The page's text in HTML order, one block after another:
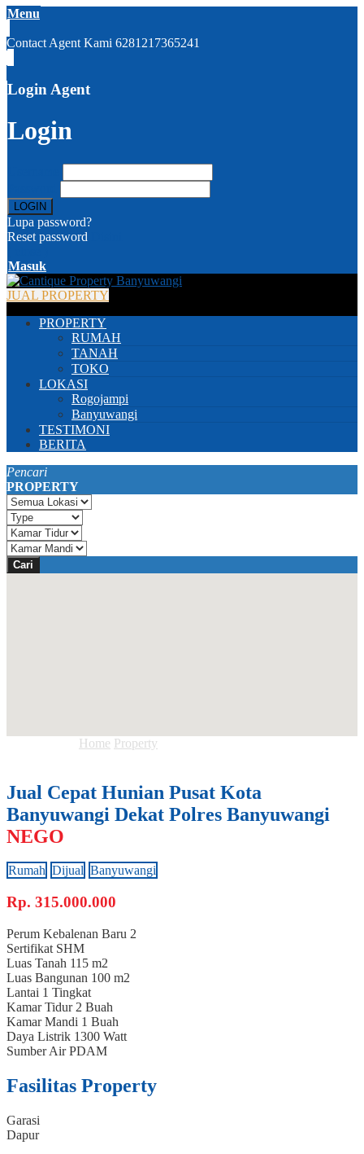
Menu
Contact Agent Kami 6281217365241
Login Agent
Login
Lupa password?
Reset password
Masuk
JUAL PROPERTY
PROPERTY
RUMAH
TANAH
TOKO
LOKASI
Rogojampi
Banyuwangi
TESTIMONI
BERITA
Pencari
PROPERTY
Cari
Home Property
Jual Cepat Hunian Pusat Kota
Banyuwangi Dekat Polres Banyuwangi
NEGO
Rumah Dijual Banyuwangi
Rp. 315.000.000
Perum Kebalenan Baru 2
Sertifikat SHM
Luas Tanah 115 m2
Luas Bangunan 100 m2
Lantai 1 Tingkat
Kamar Tidur 2 Buah
Kamar Mandi 1 Buah
Daya Listrik 1300 Watt
Sumber AirPDAM
Fasilitas Property
Garasi
Dapur